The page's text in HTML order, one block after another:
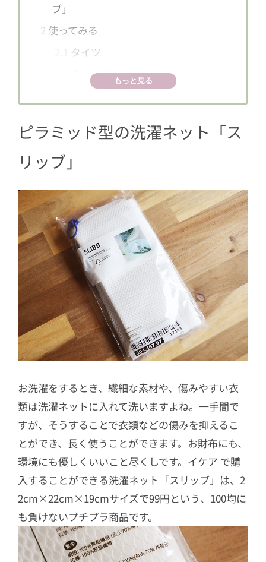
ブ」
2 使ってみる
タイツ
ぬいぐるみもっと見る
ピラミッド型の洗濯ネット「ス
リッブ」
お洗濯をするとき、繊細な素材や、傷みやすい衣
類は洗濯ネットに入れて洗いますよね。一手間で
すが、そうすることで衣類などの傷みを抑えるこ
とができ、長く使うことができます。お財布にも、
環境にも優しくいいこと尽くしです。イケア で購
入することができる洗濯ネット「スリッブ」は、2
2cm×22cm×19cmサイズで99円という、100均に
も負けないプチプラ商品です。